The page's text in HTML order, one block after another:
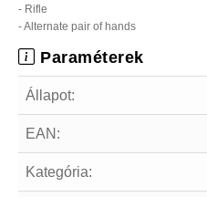
- Rifle
- Alternate pair of hands
Paraméterek
Állapot:
EAN:
Kategória: